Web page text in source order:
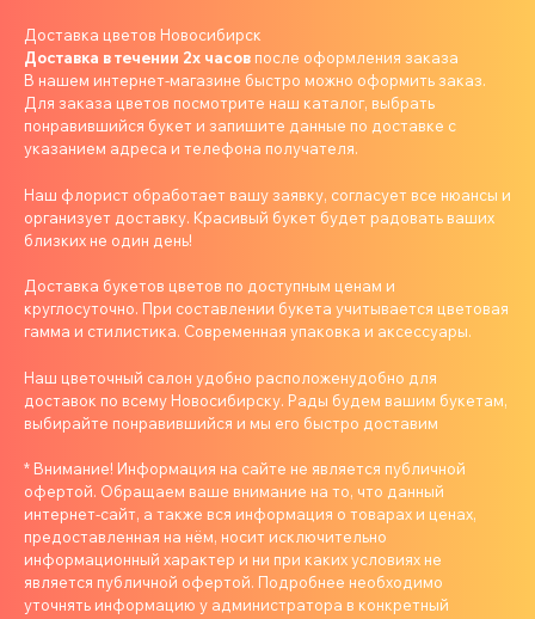
Доставка цветов Новосибирск
Доставка в течении 2х часов после оформления заказа
В нашем интернет-магазине быстро можно оформить заказ.
Для заказа цветов посмотрите наш каталог, выбрать
понравившийся букет и запишите данные по доставке с
указанием адреса и телефона получателя.
Наш флорист обработает вашу заявку, согласует все нюансы и
организует доставку. Красивый букет будет радовать ваших
близких не один день!
Доставка букетов цветов по доступным ценам и
круглосуточно. При составлении букета учитывается цветовая
гамма и стилистика. Современная упаковка и аксессуары.
Наш цветочный салон удобно расположенудобно для
доставок по всему Новосибирску. Рады будем вашим букетам,
выбирайте понравившийся и мы его быстро доставим
* Внимание! Информация на сайте не является публичной
офертой. Обращаем ваше внимание на то, что данный
интернет-сайт, а также вся информация о товарах и ценах,
предоставленная на нём, носит исключительно
информационный характер и ни при каких условиях не
является публичной офертой. Подробнее необходимо
уточнять информацию у администратора в конкретный